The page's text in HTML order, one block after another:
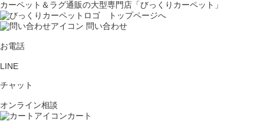
カーペット＆ラグ通販の大型専門店「びっくりカーペット」
問い合わせ
お電話
LINE
チャット
オンライン相談
カート